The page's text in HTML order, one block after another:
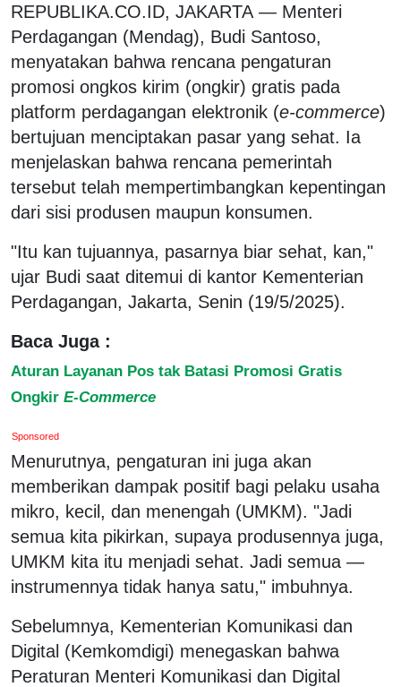
REPUBLIKA.CO.ID, JAKARTA — Menteri
Perdagangan (Mendag), Budi Santoso,
menyatakan bahwa rencana pengaturan
promosi ongkos kirim (ongkir) gratis pada
platform perdagangan elektronik (e-commerce)
bertujuan menciptakan pasar yang sehat. Ia
menjelaskan bahwa rencana pemerintah
tersebut telah mempertimbangkan kepentingan
dari sisi produsen maupun konsumen.
"Itu kan tujuannya, pasarnya biar sehat, kan,"
ujar Budi saat ditemui di kantor Kementerian
Perdagangan, Jakarta, Senin (19/5/2025).
Baca Juga :
Aturan Layanan Pos tak Batasi Promosi Gratis
Ongkir E-Commerce
Sponsored
Menurutnya, pengaturan ini juga akan
memberikan dampak positif bagi pelaku usaha
mikro, kecil, dan menengah (UMKM). "Jadi
semua kita pikirkan, supaya produsennya juga,
UMKM kita itu menjadi sehat. Jadi semua —
instrumennya tidak hanya satu," imbuhnya.
Sebelumnya, Kementerian Komunikasi dan
Digital (Kemkomdigi) menegaskan bahwa
Peraturan Menteri Komunikasi dan Digital